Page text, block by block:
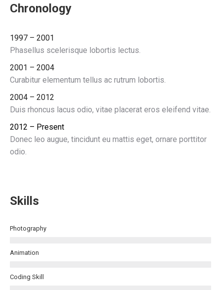
Chronology
1997 – 2001
Phasellus scelerisque lobortis lectus.
2001 – 2004
Curabitur elementum tellus ac rutrum lobortis.
2004 – 2012
Duis rhoncus lacus odio, vitae placerat eros eleifend vitae.
2012 – Present
Donec leo augue, tincidunt eu mattis eget, ornare porttitor
odio.
Skills
Photography
Animation
Coding Skill